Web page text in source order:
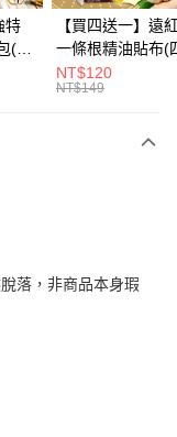
行
行
業銀行
業銀行
行
銀行
業銀行
業銀行
使用無須另外申請。
動跳轉到大哥付的交易
止日，確認付款後即完
確認頁面所載為準。
方式。 讓您購物簡單
特
(四
穢
【買四送一】遠
一條根精油貼布(
任選)【財神小舖
利技術、伸縮貼
NT$120
NT$149
落，非商品本身瑕